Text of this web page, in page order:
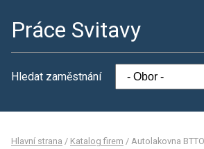
Práce Svitavy
Hledat zaměstnání
Hlavní strana / Katalog firem / Autolakovna